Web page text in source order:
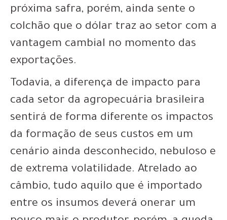
próxima safra, porém, ainda sente o
colchão que o dólar traz ao setor com a
vantagem cambial no momento das
exportações.
Todavia, a diferença de impacto para
cada setor da agropecuária brasileira
sentirá de forma diferente os impactos
da formação de seus custos em um
cenário ainda desconhecido, nebuloso e
de extrema volatilidade. Atrelado ao
câmbio, tudo aquilo que é importado
entre os insumos deverá onerar um